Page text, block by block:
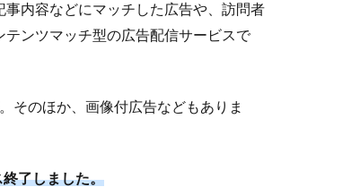
内容などにマッチした広告や、訪問者
ンツマッチ型の広告配信サービスで
そのほか、画像付広告などもありま
了しました。